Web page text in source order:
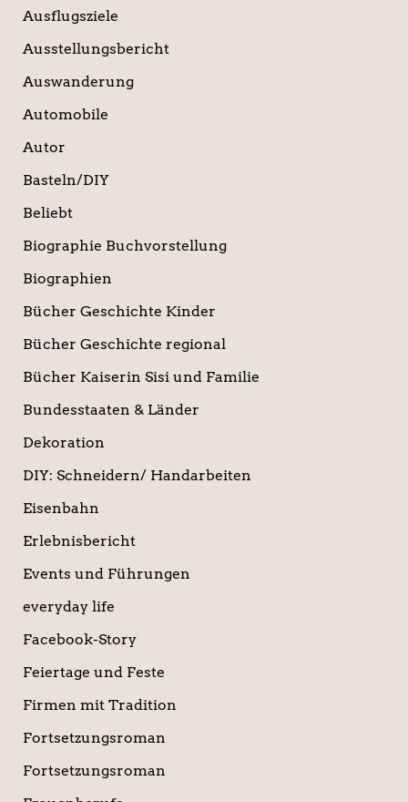
Ausflugsziele
Ausstellungsbericht
Auswanderung
Automobile
Autor
Basteln/DIY
Beliebt
Biographie Buchvorstellung
Biographien
Bücher Geschichte Kinder
Bücher Geschichte regional
Bücher Kaiserin Sisi und Familie
Bundesstaaten & Länder
Dekoration
DIY: Schneidern/ Handarbeiten
Eisenbahn
Erlebnisbericht
Events und Führungen
everyday life
Facebook-Story
Feiertage und Feste
Firmen mit Tradition
Fortsetzungsroman
Fortsetzungsroman